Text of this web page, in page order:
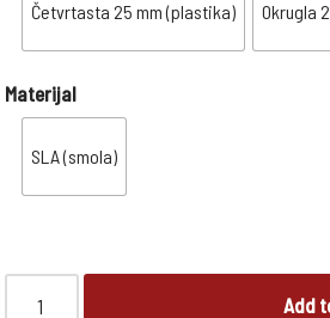
Četvrtasta 25 mm (plastika) Okrugla
Materijal
SLA (smola)
Add